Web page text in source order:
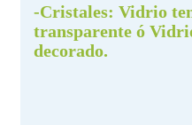
-Cristales: Vidrio
transparente ó
decorado.